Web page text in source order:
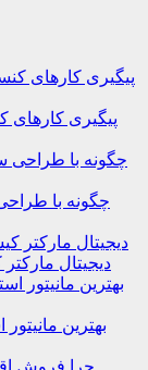
پیگیری کارهای
چگونه با
دیجیتال
بهترین